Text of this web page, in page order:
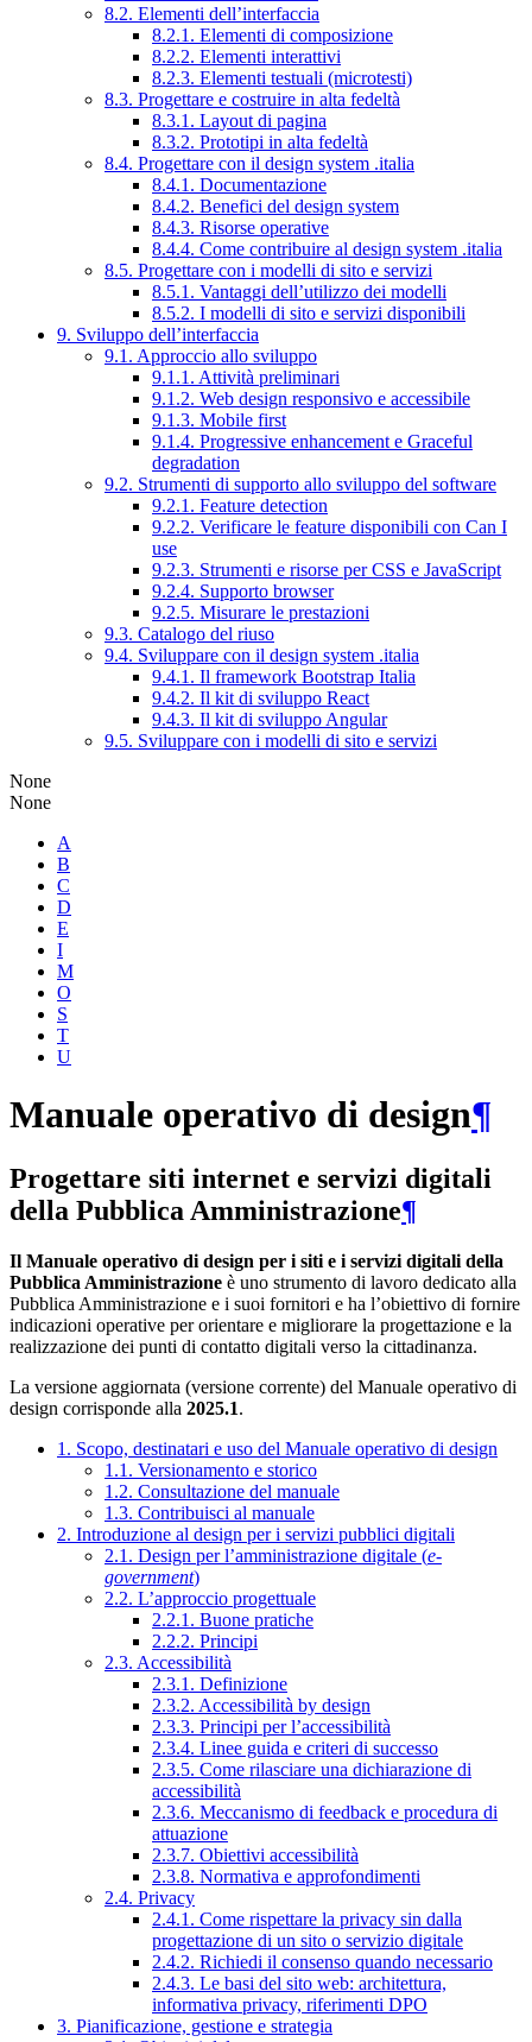
8.2. Elementi dell’interfaccia
8.2.1. Elementi di composizione
8.2.2. Elementi interattivi
8.2.3. Elementi testuali (microtesti)
8.3. Progettare e costruire in alta fedeltà
8.3.1. Layout di pagina
8.3.2. Prototipi in alta fedeltà
8.4. Progettare con il design system .italia
8.4.1. Documentazione
8.4.2. Benefici del design system
8.4.3. Risorse operative
8.4.4. Come contribuire al design system .italia
8.5. Progettare con i modelli di sito e servizi
8.5.1. Vantaggi dell’utilizzo dei modelli
8.5.2. I modelli di sito e servizi disponibili
9. Sviluppo dell’interfaccia
9.1. Approccio allo sviluppo
9.1.1. Attività preliminari
9.1.2. Web design responsivo e accessibile
9.1.3. Mobile first
9.1.4. Progressive enhancement e Graceful
degradation
9.2. Strumenti di supporto allo sviluppo del software
9.2.1. Feature detection
9.2.2. Verificare le feature disponibili con Can I
use
9.2.3. Strumenti e risorse per CSS e JavaScript
9.2.4. Supporto browser
9.2.5. Misurare le prestazioni
9.3. Catalogo del riuso
9.4. Sviluppare con il design system .italia
9.4.1. Il framework Bootstrap Italia
9.4.2. Il kit di sviluppo React
9.4.3. Il kit di sviluppo Angular
9.5. Sviluppare con i modelli di sito e servizi
None
None
A
B
C
D
E
I
M
O
S
T
U
Manuale operativo di design¶
Progettare siti internet e servizi digitali
della Pubblica Amministrazione¶
Il Manuale operativo di design per i siti e i servizi digitali della
Pubblica Amministrazione è uno strumento di lavoro dedicato alla
Pubblica Amministrazione e i suoi fornitori e ha l’obiettivo di fornire
indicazioni operative per orientare e migliorare la progettazione e la
realizzazione dei punti di contatto digitali verso la cittadinanza.
La versione aggiornata (versione corrente) del Manuale operativo di
design corrisponde alla 2025.1.
1. Scopo, destinatari e uso del Manuale operativo di design
1.1. Versionamento e storico
1.2. Consultazione del manuale
1.3. Contribuisci al manuale
2. Introduzione al design per i servizi pubblici digitali
2.1. Design per l’amministrazione digitale (e-
government)
2.2. L’approccio progettuale
2.2.1. Buone pratiche
2.2.2. Principi
2.3. Accessibilità
2.3.1. Definizione
2.3.2. Accessibilità by design
2.3.3. Principi per l’accessibilità
2.3.4. Linee guida e criteri di successo
2.3.5. Come rilasciare una dichiarazione di
accessibilità
2.3.6. Meccanismo di feedback e procedura di
attuazione
2.3.7. Obiettivi accessibilità
2.3.8. Normativa e approfondimenti
2.4. Privacy
2.4.1. Come rispettare la privacy sin dalla
progettazione di un sito o servizio digitale
2.4.2. Richiedi il consenso quando necessario
2.4.3. Le basi del sito web: architettura,
informativa privacy, riferimenti DPO
3. Pianificazione, gestione e strategia